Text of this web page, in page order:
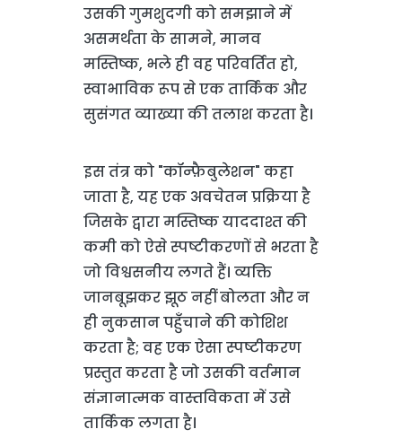
उसकी गुमशुदगी को समझाने में
असमर्थता के सामने, मानव
मस्तिष्क, भले ही वह परिवर्तित हो,
स्वाभाविक रूप से एक तार्किक और
सुसंगत व्याख्या की तलाश करता है।
इस तंत्र को "कॉन्फ़ैबुलेशन" कहा
जाता है, यह एक अवचेतन प्रक्रिया है
जिसके द्वारा मस्तिष्क याददाश्त की
कमी को ऐसे स्पष्टीकरणों से भरता है
जो विश्वसनीय लगते हैं। व्यक्ति
जानबूझकर झूठ नहीं बोलता और न
ही नुकसान पहुँचाने की कोशिश
करता है; वह एक ऐसा स्पष्टीकरण
प्रस्तुत करता है जो उसकी वर्तमान
संज्ञानात्मक वास्तविकता में उसे
तार्किक लगता है।